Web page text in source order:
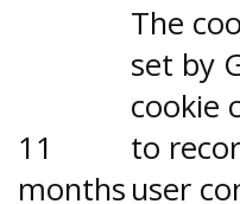
11
months
The
set by
cookie
to
user